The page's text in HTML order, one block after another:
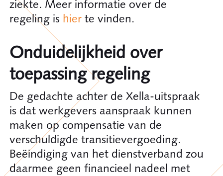
ziekte. Meer informatie over de
regeling is hierte vinden.
Onduidelijkheid over
toepassing regeling
De gedachte achter de Xella-uitspraak
is dat werkgevers aanspraak kunnen
maken op compensatie van de
verschuldigde transitievergoeding.
Beëindiging van het dienstverband zou
daarmee geen financieel nadeel met